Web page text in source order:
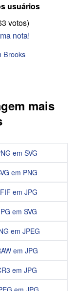
usuários
votos)
nota!
Brooks
mais
em SVG
em PNG
em JPG
em SVG
em JPEG
em JPG
em JPG